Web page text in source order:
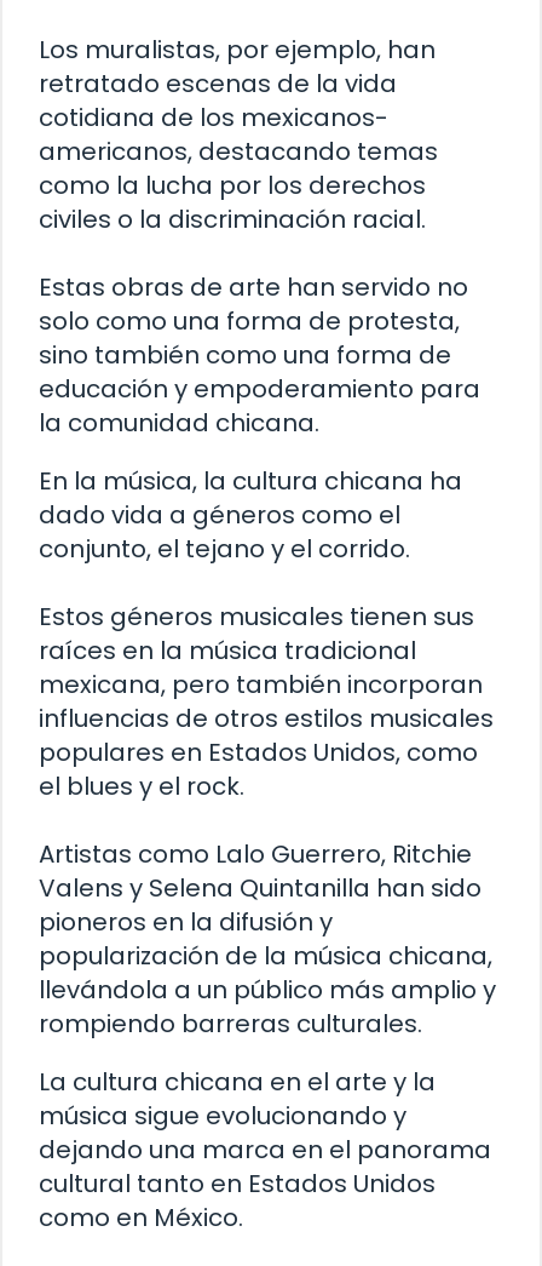
Los muralistas, por ejemplo, han
retratado escenas de la vida
cotidiana de los mexicanos-
americanos, destacando temas
como la lucha por los derechos
civiles o la discriminación racial.
Estas obras de arte han servido no
solo como una forma de protesta,
sino también como una forma de
educación y empoderamiento para
la comunidad chicana.
En la música, la cultura chicana ha
dado vida a géneros como el
conjunto, el tejano y el corrido.
Estos géneros musicales tienen sus
raíces en la música tradicional
mexicana, pero también incorporan
influencias de otros estilos musicales
populares en Estados Unidos, como
el blues y el rock.
Artistas como Lalo Guerrero, Ritchie
Valens y Selena Quintanilla han sido
pioneros en la difusión y
popularización de la música chicana,
llevándola a un público más amplio y
rompiendo barreras culturales.
La cultura chicana en el arte y la
música sigue evolucionando y
dejando una marca en el panorama
cultural tanto en Estados Unidos
como en México.